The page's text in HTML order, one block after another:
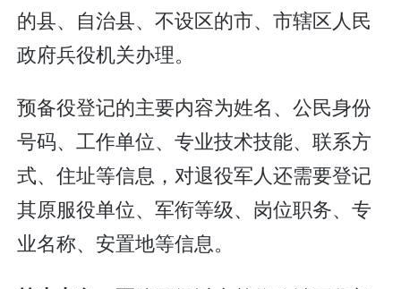
的县、自治县、不设区的市、市辖区人民
政府兵役机关办理。
预备役登记的主要内容为姓名、公民身份
号码、工作单位、专业技术技能、联系方
式、住址等信息，对退役军人还需要登记
其原服役单位、军衔等级、岗位职务、专
业名称、安置地等信息。